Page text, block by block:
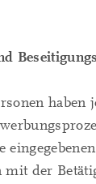
haben
mit der